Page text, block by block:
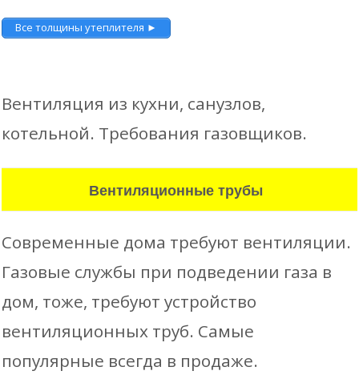
Все толщины утеплителя ►
Вентиляция из кухни, санузлов,
котельной. Требования газовщиков.
Вентиляционные трубы
Современные дома требуют вентиляции.
Газовые службы при подведении газа в
дом, тоже, требуют устройство
вентиляционных труб. Самые
популярные всегда в продаже.